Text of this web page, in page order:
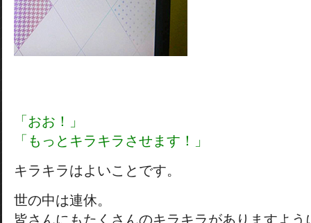
「おお！」
「もっとキラキラさせます！」
キラキラはよいことです。
世の中は連休。
皆さんにもたくさんのキラキラがありますよう